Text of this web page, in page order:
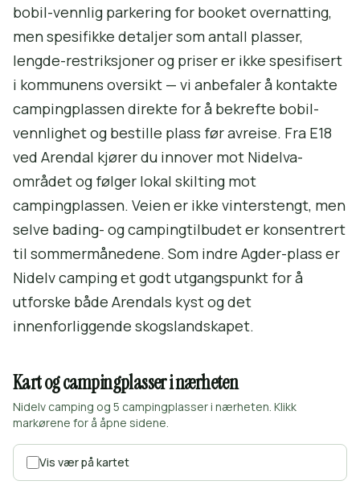
bobil-vennlig parkering for booket overnatting,
men spesifikke detaljer som antall plasser,
lengde-restriksjoner og priser er ikke spesifisert
i kommunens oversikt — vi anbefaler å kontakte
campingplassen direkte for å bekrefte bobil-
vennlighet og bestille plass før avreise. Fra E18
ved Arendal kjører du innover mot Nidelva-
området og følger lokal skilting mot
campingplassen. Veien er ikke vinterstengt, men
selve bading- og campingtilbudet er konsentrert
til sommermånedene. Som indre Agder-plass er
Nidelv camping et godt utgangspunkt for å
utforske både Arendals kyst og det
innenforliggende skogslandskapet.
Kart og campingplasser i nærheten
Nidelv camping og 5 campingplasser i nærheten. Klikk
markørene for å åpne sidene.
Vis vær på kartet